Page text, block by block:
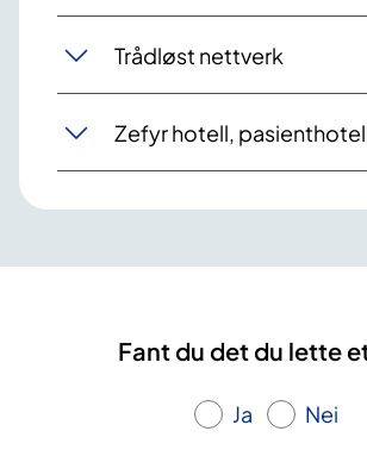
Trådløst nettverk
Zefyr hotell,
Fant du det du lette
Ja Nei